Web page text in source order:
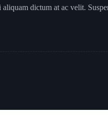
aliquam dictum at ac velit.